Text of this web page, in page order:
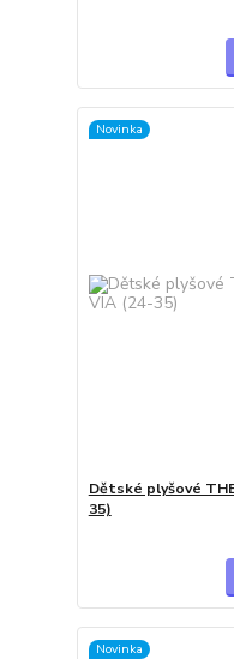
Novinka
Dětské plyšové
35)
Novinka